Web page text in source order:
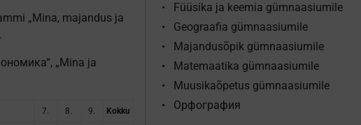
„Mina, majandus ja
„Mina ja
7. 8. 9. Kokku
Füüsika ja keemia gümnaasiumile
Geograafia gümnaasiumile
Majandusõpik gümnaasiumile
Matemaatika gümnaasiumile
Muusikaõpetus gümnaasiumile
Орфография